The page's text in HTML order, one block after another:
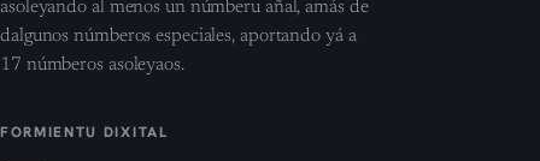
asoleyando al menos un númberu añal, amás de
dalgunos númberos especiales, aportando yá a
17 númberos asoleyaos.
FORMIENTU DIXITAL